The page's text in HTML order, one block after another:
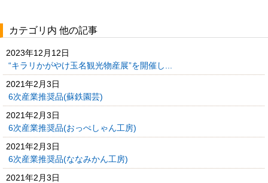
カテゴリ内 他の記事
2023年12月12日
“キラリかがやけ玉名観光物産展”を開催し...
2021年2月3日
6次産業推奨品(蘇鉄園芸)
2021年2月3日
6次産業推奨品(おっぺしゃん工房)
2021年2月3日
6次産業推奨品(ななみかん工房)
2021年2月3日